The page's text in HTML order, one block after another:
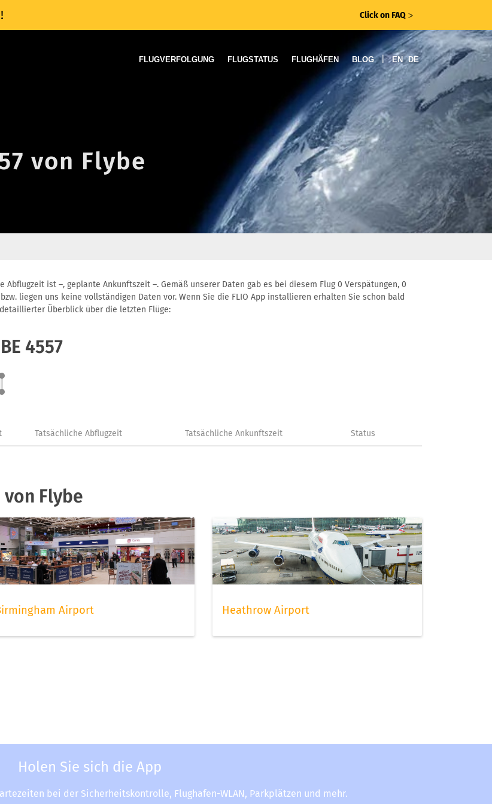
Click on FAQ ᐳ
FLUGVERFOLGUNG FLUGSTATUS FLUGHÄFEN BLOG | EN DE
von Flybe
Abflugzeit ist –, geplante Ankunftszeit –. Gemäß unserer Daten gab es bei diesem Flug 0 Verspätungen, 0
liegen uns keine vollständigen Daten vor. Wenn Sie die FLIO App installieren erhalten Sie schon bald
Überblick über die letzten Flüge:
4557
Tatsächliche Abflugzeit Tatsächliche Ankunftszeit Status
Flybe
Airport Heathrow Airport
Holen Sie sich die App
bei der Sicherheitskontrolle, Flughafen-WLAN, Parkplätzen und mehr.